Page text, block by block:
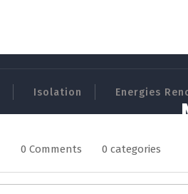
Isolation Energies
0 Comments 0 categories